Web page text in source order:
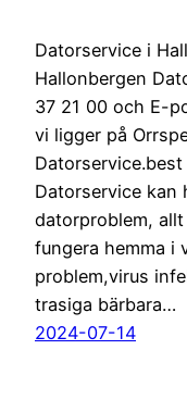
Datorservice i
Hallonbergen
37 21 00 och E-
vi ligger på
Datorservice kan
datorproblem,
fungera hemma i
problem,virus
trasiga bärbara…
2024-07-14